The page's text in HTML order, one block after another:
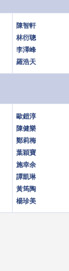
陳智軒
林衍聰
李澤峰
羅浩天
歐鎧淳
陳健樂
鄭莉梅
葉穎寶
施幸余
譚凱琳
黃筠陶
楊珍美